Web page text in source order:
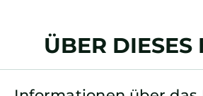
ÜBER DIESES